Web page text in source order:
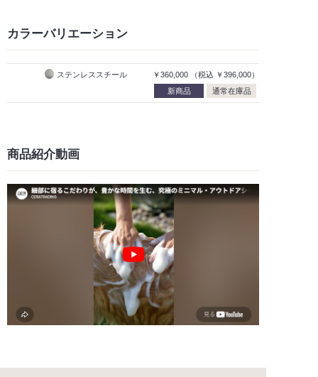
カラーバリエーション
ステンレススチール ￥360,000 （税込 ￥396,000）
新商品
通常在庫品
商品紹介動画